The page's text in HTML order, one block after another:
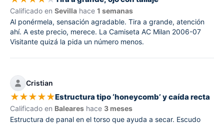
Calificado en Sevilla hace 1 semanas
Al ponérmela, sensación agradable. Tira a grande, atención
ahí. A este precio, merece. La Camiseta AC Milan 2006-07
Visitante quizá la pida un número menos.
Cristian
★★★★★Estructura tipo ‘honeycomb’ y caída recta
Calificado en Baleares hace 3 meses
Estructura de panal en el torso que ayuda a secar. Escudo